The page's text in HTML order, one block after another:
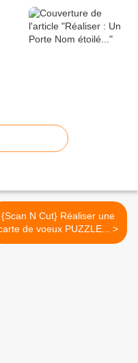
{Scan N Cut} Réaliser une
carte de voeux PUZZLE... >